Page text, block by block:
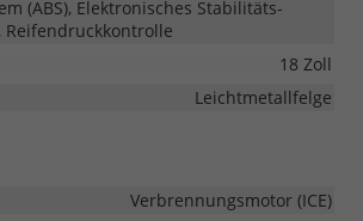
(ABS), Elektronisches Stabilitäts-
Reifendruckkontrolle
18 Zoll
Leichtmetallfelge
Verbrennungsmotor (ICE)